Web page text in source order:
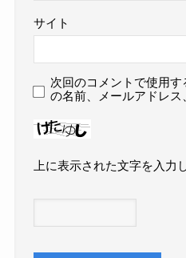
サイト
次回のコメントで使用
の名前、メールアドレス
上に表示された文字を入力